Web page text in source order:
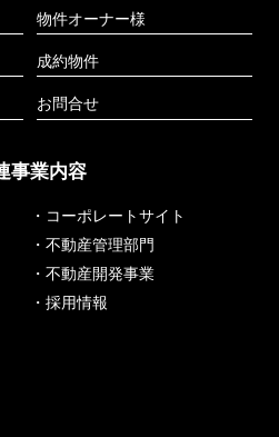
物件オーナー様
成約物件
お問合せ
事業内容
・コーポレートサイト
・不動産管理部門
・不動産開発事業
・採用情報